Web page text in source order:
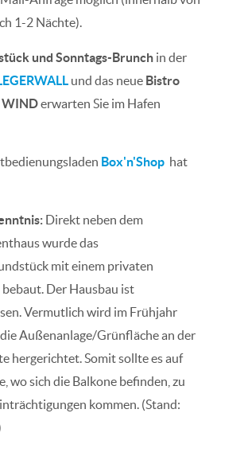
1-2 Nächte).
und Sonntags-Brunch in der
und das neue Bistro
WINDerwarten Sie im Hafen
Box'n'Shop hat
Direkt neben dem
wurde das
mit einem privaten
bebaut. Der Hausbau ist
Vermutlich wird im Frühjahr
Außenanlage/Grünfläche an der
hergerichtet. Somit sollte es auf
wo sich die Balkone befinden, zu
kommen. (Stand: